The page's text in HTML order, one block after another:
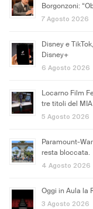
Borgonzoni:
7 Agosto 2026
Disney e
Disney+
6 Agosto 2026
Locarno Film
tre titoli del MIA
5 Agosto 2026
Paramount-
resta bloccata.
4 Agosto 2026
Oggi in Aula la
3 Agosto 2026